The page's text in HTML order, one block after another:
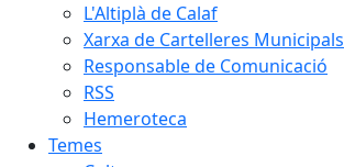
L'Altiplà de Calaf
Xarxa de Cartelleres Municipals
Responsable de Comunicació
RSS
Hemeroteca
Temes